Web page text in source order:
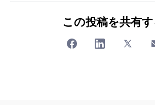
この投稿を共有